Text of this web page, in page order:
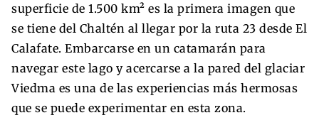
superficie de 1.500 km² es la primera imagen que
se tiene del Chaltén al llegar por la ruta 23 desde El
Calafate. Embarcarse en un catamarán para
navegar este lago y acercarse a la pared del glaciar
Viedma es una de las experiencias más hermosas
que se puede experimentar en esta zona.